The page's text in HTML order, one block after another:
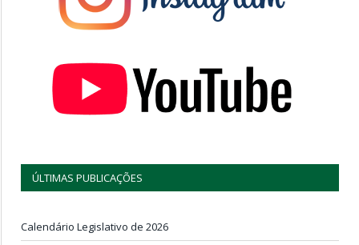
ÚLTIMAS PUBLICAÇÕES
Calendário Legislativo de 2026